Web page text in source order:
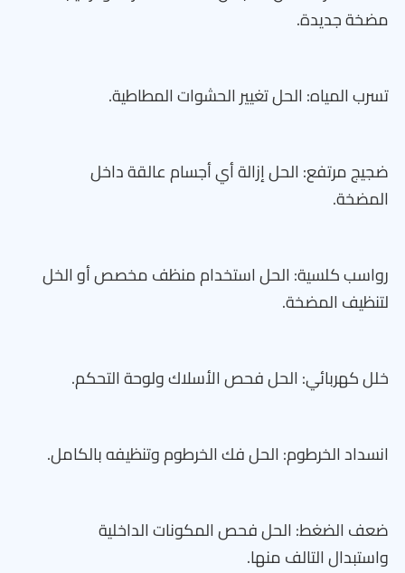
مضخة جديدة.
تسرب المياه: الحل تغيير الحشوات المطاطية.
ضجيج مرتفع: الحل إزالة أي أجسام عالقة داخل
المضخة.
رواسب كلسية: الحل استخدام منظف مخصص أو الخل
لتنظيف المضخة.
خلل كهربائي: الحل فحص الأسلاك ولوحة التحكم.
انسداد الخرطوم: الحل فك الخرطوم وتنظيفه بالكامل.
ضعف الضغط: الحل فحص المكونات الداخلية
واستبدال التالف منها.